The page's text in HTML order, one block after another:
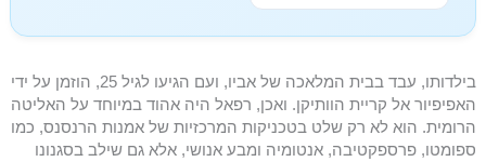
בילדותו, עבד בבית המלאכה של אביו, ועם הגיעו לגיל 25, הוזמן על ידי
האפיפיור אל קריית הוותיקן. ואכן, רפאל היה אהוד במיוחד על האליטה
הרומית. הוא לא רק שלט בטכניקות המרכזיות של אמנות הרנסנס, כמו
ספומטו, פרספקטיבה, אנטומיה ומבע אנושי, אלא גם שילב בסגנונו